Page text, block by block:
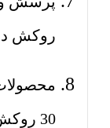
روکش
30 روکش دار